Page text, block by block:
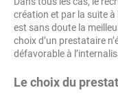
création et par la suite
est sans doute la
choix d’un prestataire
défavorable à
Le choix du